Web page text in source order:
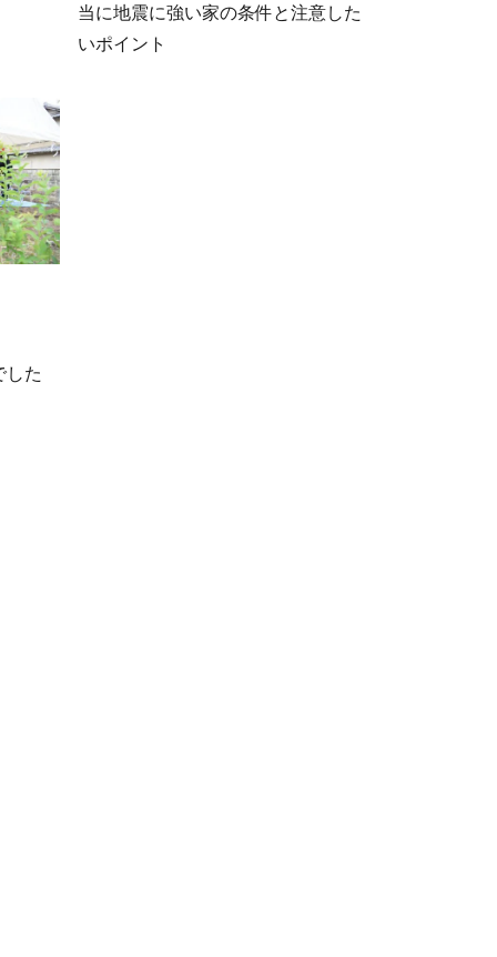
当に地震に強い家の条件と注意した
いポイント
した